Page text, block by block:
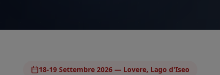
18-19 Settembre 2026 — Lovere, Lago d'Iseo